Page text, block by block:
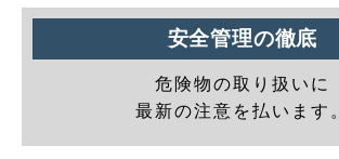
安全管理の徹底
危険物の取り扱いに
最新の注意を払います